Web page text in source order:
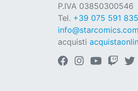
P.IVA 03850300546
Tel. +39 075 591
info@starcomics.com
acquisti